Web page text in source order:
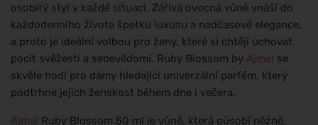
osobitý styl v každé situaci. Zářivá ovocná vůně vnáší do
každodenního života špetku luxusu a nadčasové elegance,
a proto je ideální volbou pro ženy, které si chtějí uchovat
pocit svěžesti a sebevědomí. Ruby Blossom by Ajmal se
skvěle hodí pro dámy hledající univerzální parfém, který
podtrhne jejich ženskost během dne i večera.
Ajmal Ruby Blossom 50 ml je vůně, která působí něžně,